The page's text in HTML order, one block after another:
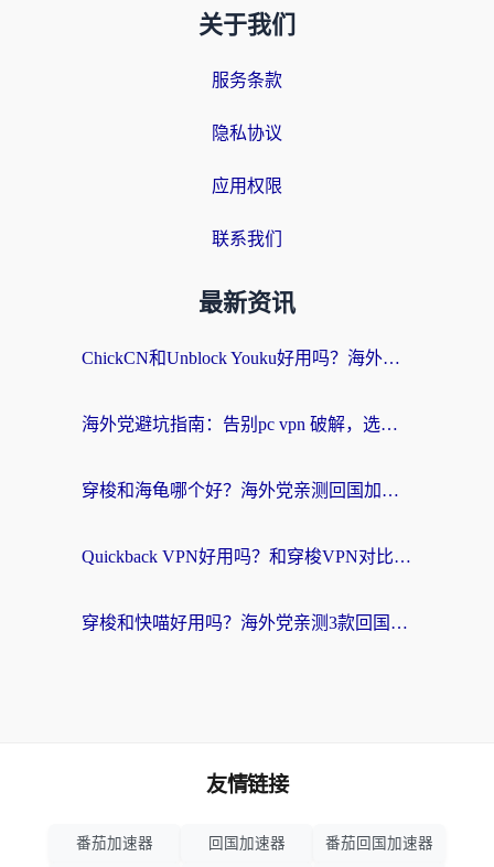
关于我们
服务条款
隐私协议
应用权限
联系我们
最新资讯
ChickCN和Unblock Youku好用吗？海外党亲测3款回国加速器，附iOS免费选择指南
海外党避坑指南：告别pc vpn 破解，选对回国加速器轻松访问国内资源
穿梭和海龟哪个好？海外党亲测回国加速器，附电脑免费VPN推荐
Quickback VPN好用吗？和穿梭VPN对比哪个回国效果更好？海外党必看的真实测评与选择指南
穿梭和快喵好用吗？海外党亲测3款回国加速器，附日本回国VPN避坑指南
友情链接
番茄加速器 回国加速器 番茄回国加速器